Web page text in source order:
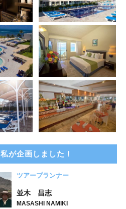
私が企画しました！
ツアープランナー
並木 昌志
MASASHI NAMIKI